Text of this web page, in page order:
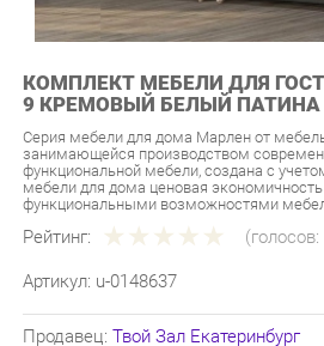
КОМПЛЕКТ МЕБЕЛИ ДЛЯ
9 КРЕМОВЫЙ БЕЛЫЙ ПАТИНА
Серия мебели для дома Марлен от
функциональной мебели, создана с учетом
мебели для дома ценовая экономичность
функциональными возможностями мебели
Рейтинг: (голосов:0
Артикул: u-0148637
Производитель:Яна